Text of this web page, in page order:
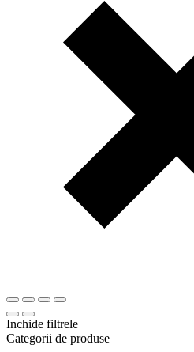
Inchide filtrele
Categorii de produse